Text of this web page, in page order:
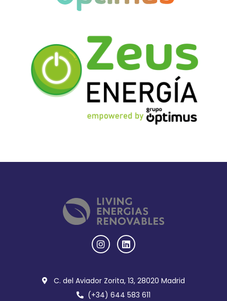
C. del Aviador Zorita, 13, 28020 Madrid
(+34) 644 583 611